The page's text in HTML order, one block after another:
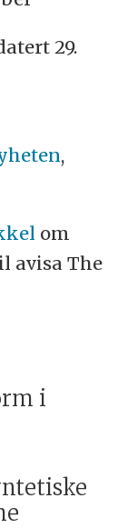
29.
,
om
avisa The
i